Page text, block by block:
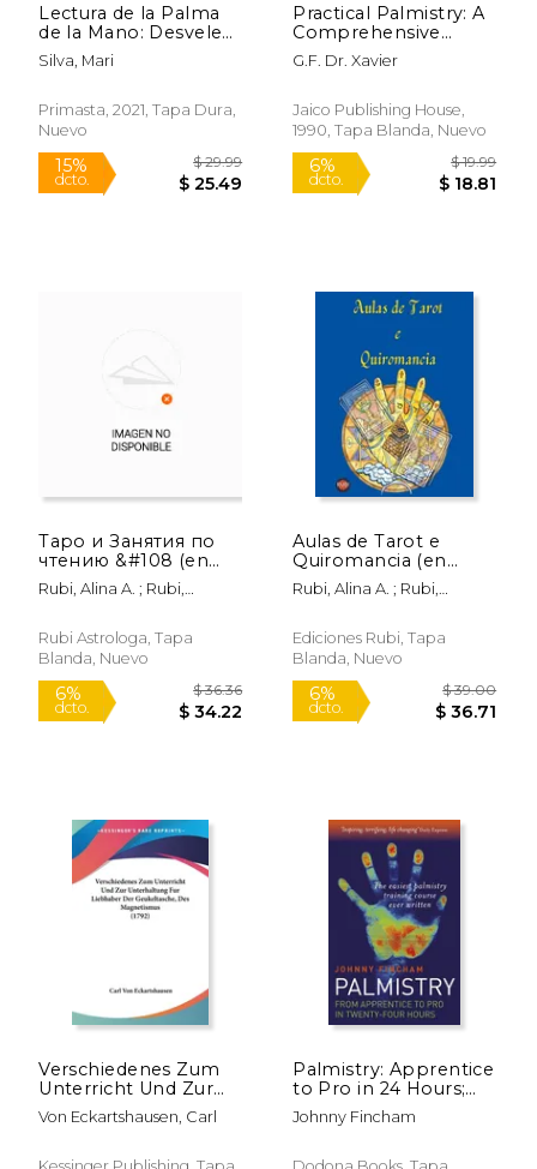
Lectura de la Palma
de la Mano: Desvele
los Secretos de la
Quiromancia Para
su Futuro
Silva, Mari
Primasta, 2021, Tapa Dura,
Nuevo
Practical Palmistry: A
Comprehensive
Guide (en Inglés)
G.F. Dr. Xavier
Jaico Publishing House,
1990, Tapa Blanda, Nuevo
Таро и Занятия по
чтению &#108 (en
Ruso)
Rubi, Alina A. ; Rubi,
Rubi Astrologa, Tapa
Blanda, Nuevo
Aulas de Tarot e
Quiromancia (en
Portugués)
Rubi, Alina A. ; Rubi,
Ediciones Rubi, Tapa
Blanda, Nuevo
Verschiedenes Zum
Unterricht Und Zur
Unterhaltung Fur
Liebhaber Der
Von Eckartshausen, Carl
Palmistry: Apprentice
to Pro in 24 Hours;
The Easiest Palmistry
Course Ever Written
Johnny Fincham